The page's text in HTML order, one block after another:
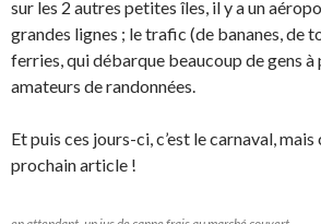
sur les 2 autres petites îles, il y a un
grandes lignes ; le trafic (de bananes, de
ferries, qui débarque beaucoup de gens à
amateurs de randonnées.
Et puis ces jours-ci, c’est le carnaval,
prochain article !